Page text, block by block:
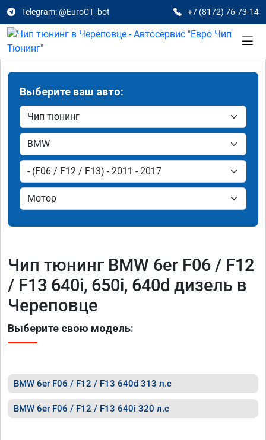
Telegram: @EuroCT_bot +7 (8172) 76-73-14
Выберите ваш авто:
Чип тюнинг BMW 6er F06 / F12
/ F13 640i, 650i, 640d дизель в
Череповце
Выберите свою модель:
BMW 6er F06 / F12 / F13 640d 313 л.с
BMW 6er F06 / F12 / F13 640i 320 л.с